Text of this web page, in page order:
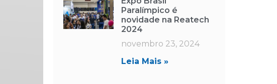
Paralímpico é
novidade na Reatech
2024
novembro 23, 2024
Leia Mais »